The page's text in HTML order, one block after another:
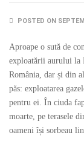
POSTED ON
Aproape o sută de
exploatării aurului la
România, dar și din
păs: exploatarea
pentru ei. În ciuda
moarte, pe terasele
oameni își sorbeau